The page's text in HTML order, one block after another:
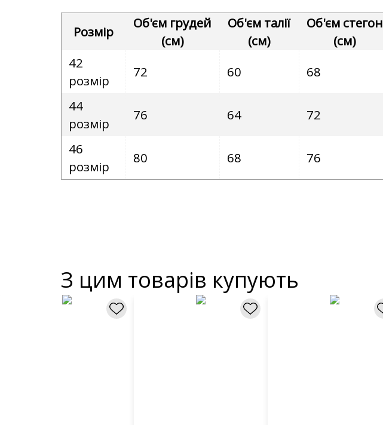
Розмір
Об'єм грудей
(см)
Об'єм талії
(см)
Об'єм стегон
(см)
42
розмір
72 60 68
44
розмір
76 64 72
46
розмір
80 68 76
З цим товарів купують